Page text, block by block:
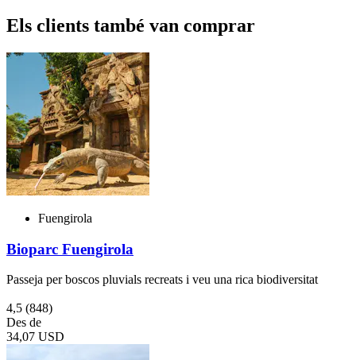
Els clients també van comprar
Fuengirola
Bioparc Fuengirola
Passeja per boscos pluvials recreats i veu una rica biodiversitat
4,5 (848)
Des de
34,07 USD